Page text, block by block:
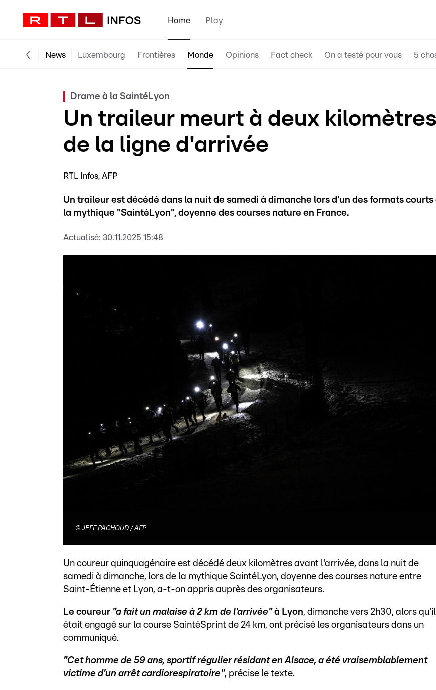
Home Play
News Luxembourg Frontières Monde Opinions Fact check On a testé pour vous 5
Drame à la SaintéLyon
Un traileur meurt à deux kilomètres
de la ligne d'arrivée
RTL Infos AFP
Un traileur est décédé dans la nuit de samedi à dimanche lors d'un des formats courts
la mythique "SaintéLyon", doyenne des courses nature en France.
Actualisé: 30.11.2025 15:48
© JEFF PACHOUD / AFP
Un coureur quinquagénaire est décédé deux kilomètres avant l'arrivée, dans la nuit de
samedi à dimanche, lors de la mythique SaintéLyon, doyenne des courses nature entre
Saint-Étienne et Lyon, a-t-on appris auprès des organisateurs.
Le coureur "a fait un malaise à 2 km de l'arrivée"à Lyon, dimanche vers 2h30, alors qu'il
était engagé sur la course SaintéSprint de 24 km, ont précisé les organisateurs dans un
communiqué.
"Cet homme de 59 ans, sportif régulier résidant en Alsace, a été vraisemblablement
victime d'un arrêt cardiorespiratoire", précise le texte.